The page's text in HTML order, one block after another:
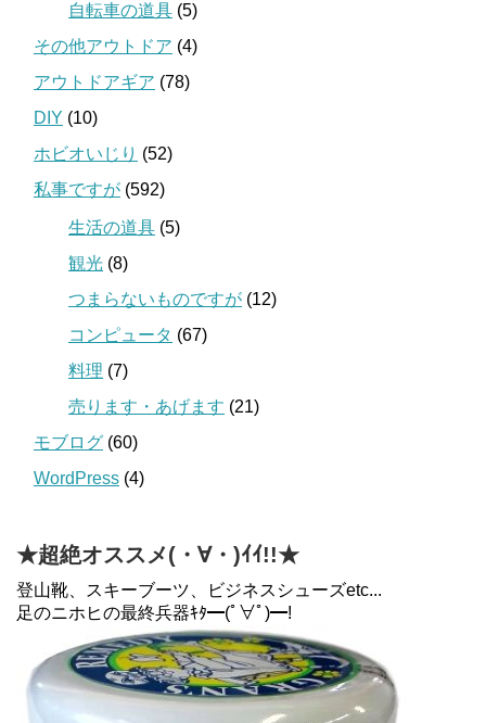
自転車の道具 (5)
その他アウトドア (4)
アウトドアギア (78)
DIY (10)
ホビオいじり (52)
私事ですが (592)
生活の道具 (5)
観光 (8)
つまらないものですが (12)
コンピュータ (67)
料理 (7)
売ります・あげます (21)
モブログ (60)
WordPress (4)
★超絶オススメ(・∀・)ｲｲ!!★
登山靴、スキーブーツ、ビジネスシューズetc...
足のニホヒの最終兵器ｷﾀ━(ﾟ∀ﾟ)━!